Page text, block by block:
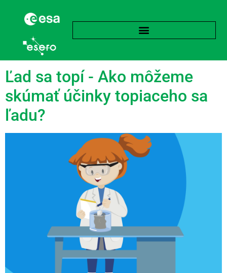
language:Taliansky
Ľad sa topí - Ako môžeme
skúmať účinky topiaceho sa
ľadu?